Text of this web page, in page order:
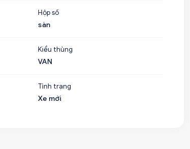
Hộp số
sàn
Kiểu thùng
VAN
Tình trạng
Xe mới